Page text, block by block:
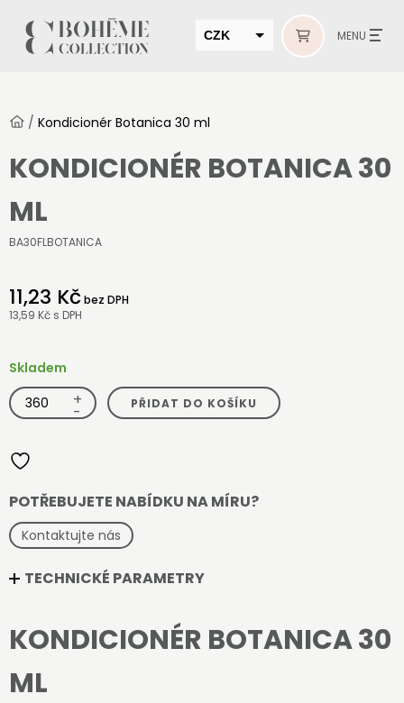
CZK MENU
/ Kondicionér Botanica 30 ml
KONDICIONÉR BOTANICA 30
ML
BA30FLBOTANICA
11,23 Kčbez DPH
13,59 Kč s DPH
Skladem
Kondicionér
Botanica
30
+
- PŘIDAT DO KOŠÍKU
POTŘEBUJETE NABÍDKU NA MÍRU?
Kontaktujte nás
TECHNICKÉ PARAMETRY
KONDICIONÉR BOTANICA 30
ML